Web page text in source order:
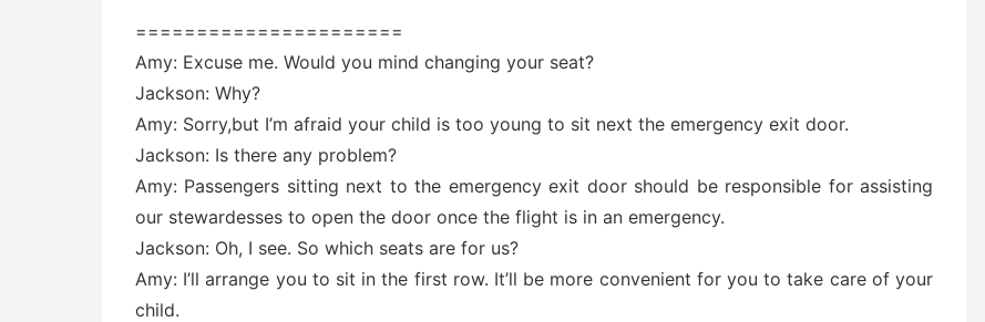
======================
Amy: Excuse me. Would you mind changing your seat?
Jackson: Why?
Amy: Sorry,but I’m afraid your child is too young to sit next the emergency exit door.
Jackson: Is there any problem?
Amy: Passengers sitting next to the emergency exit door should be responsible for assisting
our stewardesses to open the door once the flight is in an emergency.
Jackson: Oh, I see. So which seats are for us?
Amy: I’ll arrange you to sit in the first row. It’ll be more convenient for you to take care of your
child.